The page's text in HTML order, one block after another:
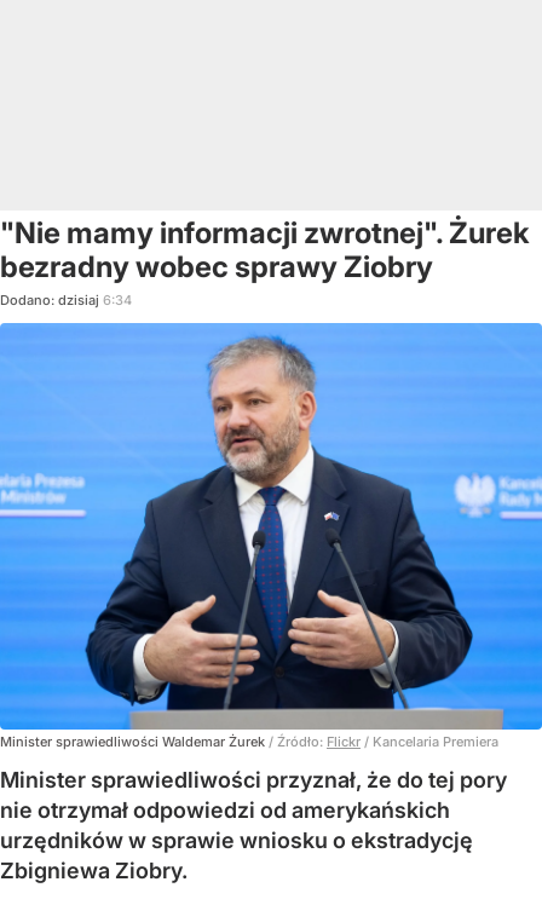
"Nie mamy informacji zwrotnej". Żurek
bezradny wobec sprawy Ziobry
Dodano: dzisiaj 6:34
Minister sprawiedliwości Waldemar Żurek / Źródło: Flickr / Kancelaria Premiera
Minister sprawiedliwości przyznał, że do tej pory
nie otrzymał odpowiedzi od amerykańskich
urzędników w sprawie wniosku o ekstradycję
Zbigniewa Ziobry.